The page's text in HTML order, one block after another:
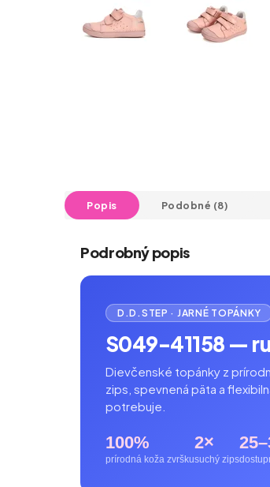
Popis Podobné (8)
Podrobný popis
D.D.STEP · JARNÉ TOPÁNKY
S049-41158 —
Dievčenské topánky z
zips, spevnená päta a
potrebuje.
100%
prírodná koža zvršku
2×
suchý zips